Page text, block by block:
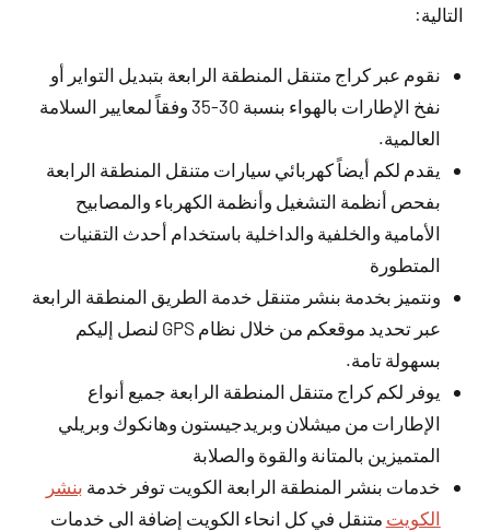
التالية:
نقوم عبر كراج متنقل المنطقة الرابعة بتبديل التواير أو
نفخ الإطارات بالهواء بنسبة 30-35 وفقاً لمعايير السلامة
العالمية.
يقدم لكم أيضاً كهربائي سيارات متنقل المنطقة الرابعة
بفحص أنظمة التشغيل وأنظمة الكهرباء والمصابيح
الأمامية والخلفية والداخلية باستخدام أحدث التقنيات
المتطورة
ونتميز بخدمة بنشر متنقل خدمة الطريق المنطقة الرابعة
عبر تحديد موقعكم من خلال نظام GPS لنصل إليكم
بسهولة تامة.
يوفر لكم كراج متنقل المنطقة الرابعة جميع أنواع
الإطارات من ميشلان وبريدجيستون وهانكوك وبريلي
المتميزين بالمتانة والقوة والصلابة
خدمات بنشر المنطقة الرابعة الكويت توفر خدمة بنشر
الكويت متنقل في كل انحاء الكويت إضافة الى خدمات